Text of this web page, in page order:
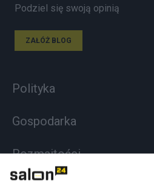
Podziel się swoją opinią
ZAŁÓŻ BLOG
Polityka
Gospodarka
Rozmaitości